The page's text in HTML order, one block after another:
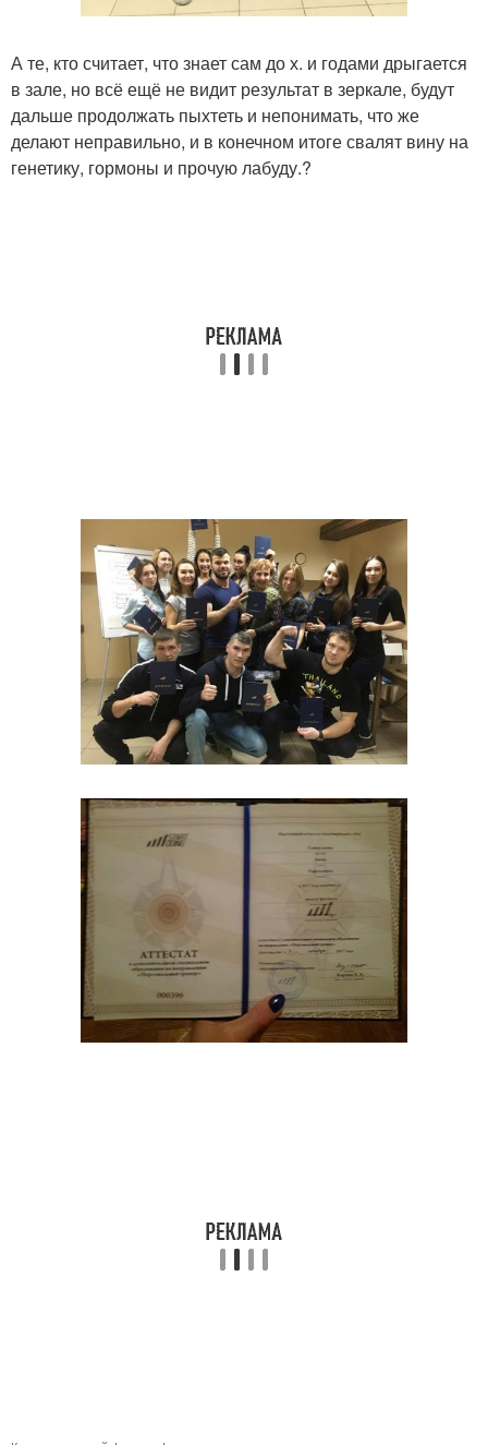
А те, кто считает, что знает сам до х. и годами дрыгается
в зале, но всё ещё не видит результат в зеркале, будут
дальше продолжать пыхтеть и непонимать, что же
делают неправильно, и в конечном итоге свалят вину на
генетику, гормоны и прочую лабуду.?